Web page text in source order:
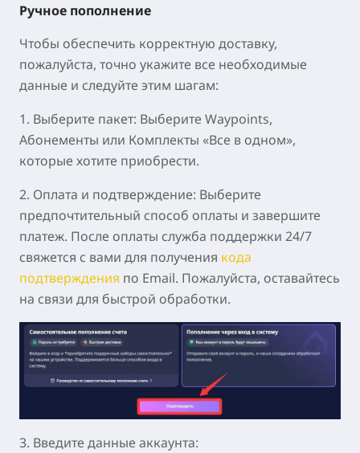
Ручное пополнение
Чтобы обеспечить корректную доставку,
пожалуйста, точно укажите все необходимые
данные и следуйте этим шагам:
1. Выберите пакет: Выберите Waypoints,
Абонементы или Комплекты «Все в одном»,
которые хотите приобрести.
2. Оплата и подтверждение: Выберите
предпочтительный способ оплаты и завершите
платеж. После оплаты служба поддержки 24/7
свяжется с вами для получения кода
подтверждения по Email. Пожалуйста, оставайтесь
на связи для быстрой обработки.
3. Введите данные аккаунта: